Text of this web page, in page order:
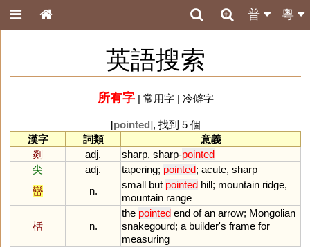
粵
普
英語搜索
所有字| 常用字| 冷僻字
[pointed], 找到 5 個
漢字
詞類
意義
剡
adj. sharp, sharp-pointed
尖
adj. tapering; pointed; acute, sharp
巒
n.
small but pointed hill; mountain ridge,
mountain range
栝 n.
the pointed end of an arrow; Mongolian
snakegourd; a builder's frame for
measuring